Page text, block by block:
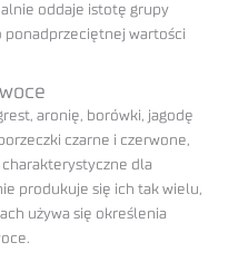
oddaje istotę grupy
ponadprzeciętnej wartości
aronię, borówki, jagodę
czarne i czerwone,
dla
produkuje się ich tak wielu,
używa się określenia